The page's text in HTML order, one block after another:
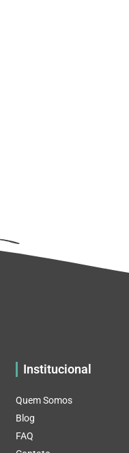
Institucional
Quem Somos
Blog
FAQ